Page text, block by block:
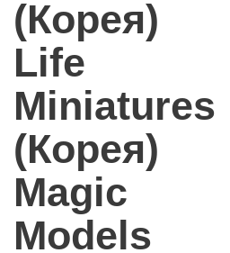
(Корея)
Life
Miniatures
(Корея)
Magic
Models